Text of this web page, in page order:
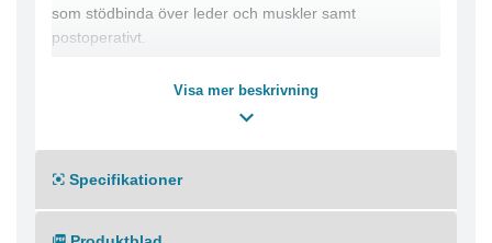
som stödbinda över leder och muskler samt
postoperativt.
-Med klämmor
-Återanvändbar
Visa mer beskrivning
Specifikationer